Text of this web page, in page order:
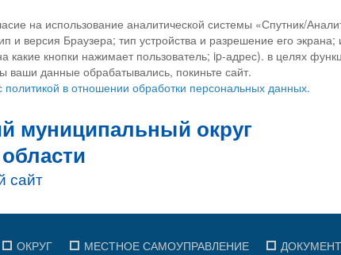
на использование аналитической системы «Спутник/
версия Браузера; тип устройства и разрешение его
кнопки нажимает пользователь; ip-адрес). в целях
ваши данные обрабатывались, покиньте сайт.
в отношении обработки персональных данных.
ОКРУГ МЕСТНОЕ САМОУПРАВЛЕНИЕ